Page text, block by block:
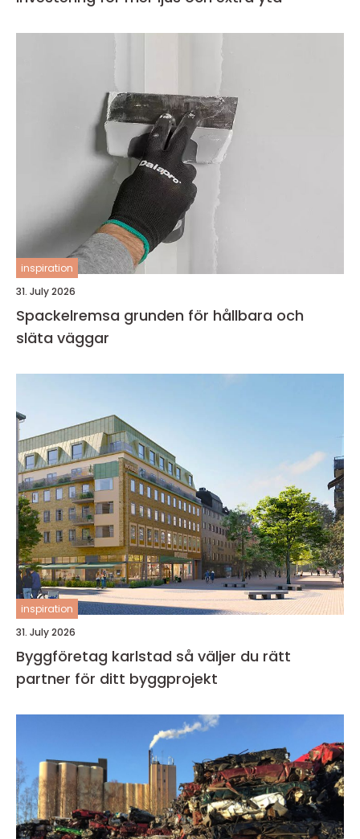
inspiration
31. July 2026
Spackelremsa grunden för hållbara och
släta väggar
inspiration
31. July 2026
Byggföretag karlstad så väljer du rätt
partner för ditt byggprojekt